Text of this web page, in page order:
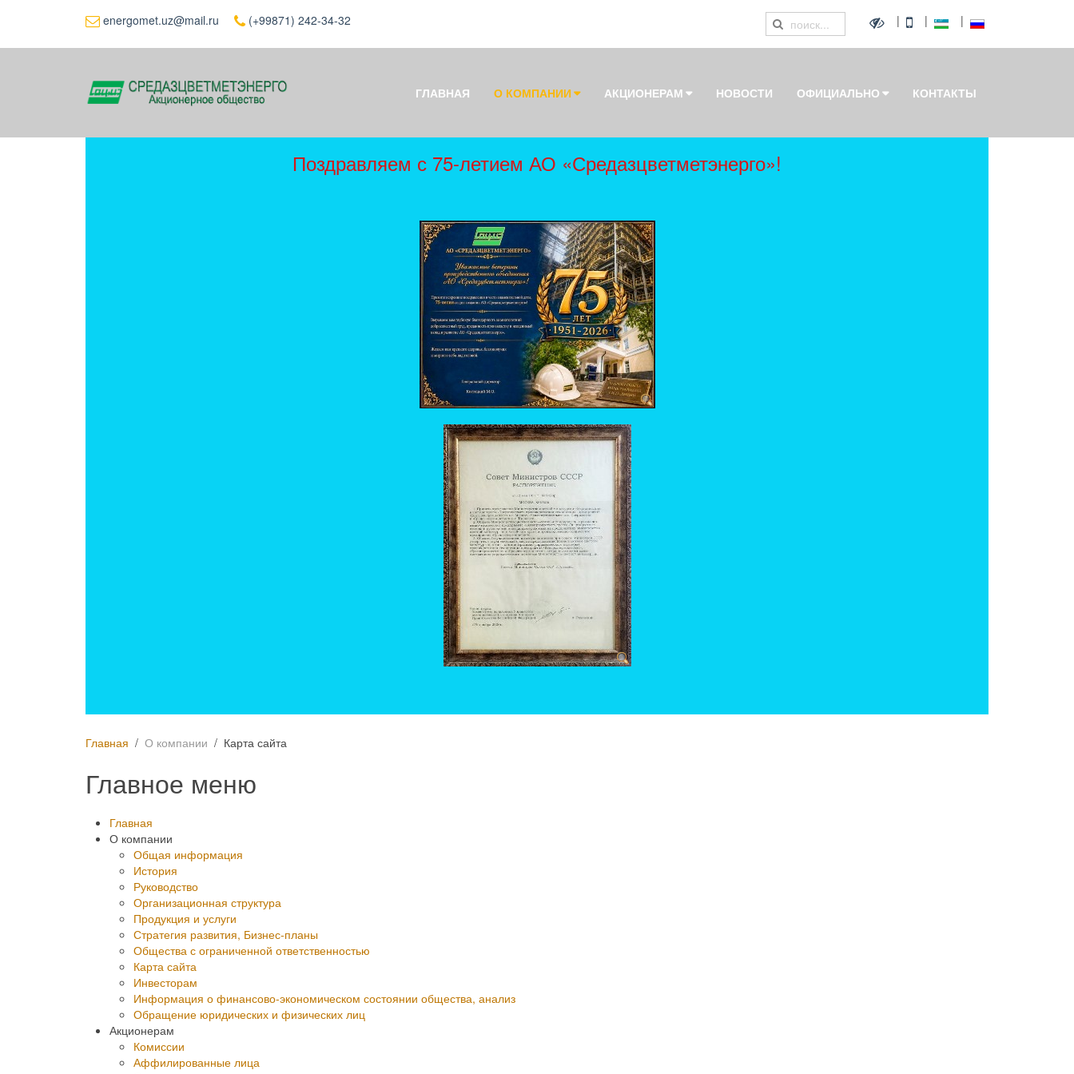
energomet.uz@mail.ru (+99871) 242-34-32 | | |
ГЛАВНАЯ О КОМПАНИИ АКЦИОНЕРАМ НОВОСТИ ОФИЦИАЛЬНО КОНТАКТЫ
Поздравляем с 75-летием АО «Средазцветметэнерго»!
Главная О компании Карта сайта
Главное меню
Главная
О компании
Общая информация
История
Руководство
Организационная структура
Продукция и услуги
Стратегия развития, Бизнес-планы
Общества с ограниченной ответственностью
Карта сайта
Инвесторам
Информация о финансово-экономическом состоянии общества, анализ
Обращение юридических и физических лиц
Акционерам
Комиссии
Аффилированные лица